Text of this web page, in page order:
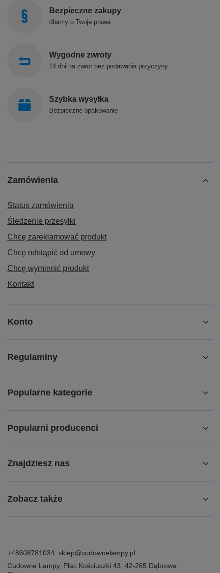
Bezpieczne zakupy
dbamy o Twoje prawa
Wygodne zwroty
14 dni na zwrot bez podawania przyczyny
Szybka wysyłka
Bezpieczne opakowanie
Zamówienia
Status zamówienia
Śledzenie przesyłki
Chcę zareklamować produkt
Chcę odstąpić od umowy
Chcę wymienić produkt
Kontakt
Konto
Regulaminy
Popularne kategorie
Popularni producenci
Znajdziesz nas
Zobacz także
+48608781034 sklep@cudownelampy.pl
Cudowne Lampy, Plac Kościuszki 43 42-265 Dąbrowa